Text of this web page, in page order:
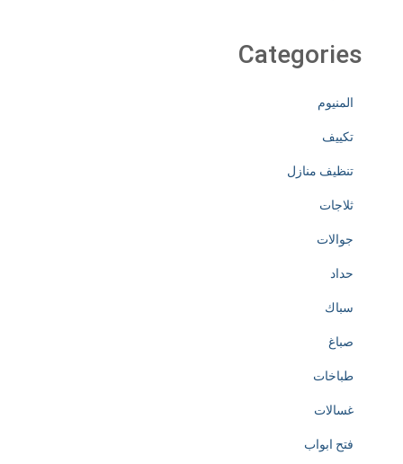
Categories
المنيوم
تكييف
تنظيف منازل
ثلاجات
جوالات
حداد
سباك
صباغ
طباخات
غسالات
فتح ابواب